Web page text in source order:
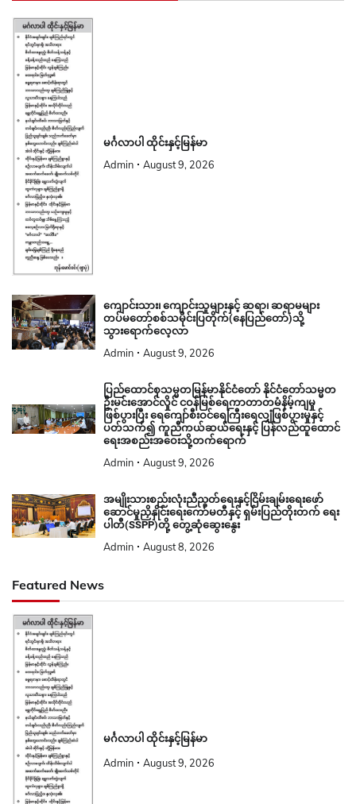
မင်္ဂလာပါ ထိုင်းနှင့်မြန်မာ
Admin August 9, 2026
ကျောင်းသား၊ ကျောင်းသူများနှင့် ဆရာ၊ ဆရာမများ
တပ်မတော်စစ်သမိုင်းပြတိုက်(နေပြည်တော်)သို့
သွားရောက်လေ့လာ
Admin August 9, 2026
ပြည်ထောင်စုသမ္မတမြန်မာနိုင်ငံတော် နိုင်ငံတော်သမ္မတ
ဦးမင်းအောင်လှိုင် ငဝန်မြစ်ရေကာတာတမံနိမ့်ကျမှု
ဖြစ်ပွားပြီး ရေကျော်စီးဝင်ရေကြီးရေလျှံဖြစ်ပွားမှုနှင့်
ပတ်သက်၍ ကူညီကယ်ဆယ်ရေးနှင့် ပြန်လည်ထူထောင်
ရေးအစည်းအဝေးသို့တက်ရောက်
Admin August 9, 2026
အမျိုးသားစည်းလုံးညီညွတ်ရေးနှင့်ငြိမ်းချမ်းရေးဖော်
ဆောင်မှုညှိနှိုင်းရေးကော်မတီနှင့် ရှမ်းပြည်တိုးတက် ရေး
ပါတီ(SSPP)တို့ တွေ့ဆုံဆွေးနွေး
Admin August 8, 2026
Featured News
မင်္ဂလာပါ ထိုင်းနှင့်မြန်မာ
Admin August 9, 2026